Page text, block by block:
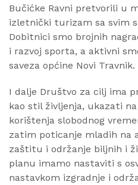
Bučićke Ravni pretvorili u
izletnički turizam sa svim
Dobitnici smo brojnih
i razvoj sporta, a aktivni
saveza općine Novi Travnik.
I dalje Društvo za cilj ima
kao stil življenja, ukazati
korištenja slobodnog
zatim poticanje mladih na
zaštitu i održanje biljnih i
planu imamo nastaviti s
nastavkom izgradnje i